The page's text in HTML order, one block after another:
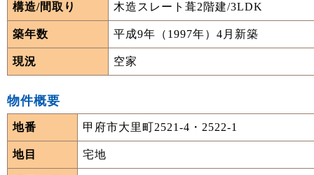
構造/間取り 木造スレート葺2階建/3LDK
築年数 平成9年（1997年）4月新築
現況 空家
物件概要
地番 甲府市大里町2521-4・2522-1
地目 宅地